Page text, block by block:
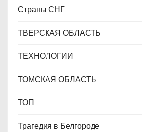
Страны СНГ
ТВЕРСКАЯ ОБЛАСТЬ
ТЕХНОЛОГИИ
ТОМСКАЯ ОБЛАСТЬ
ТОП
Трагедия в Белгороде